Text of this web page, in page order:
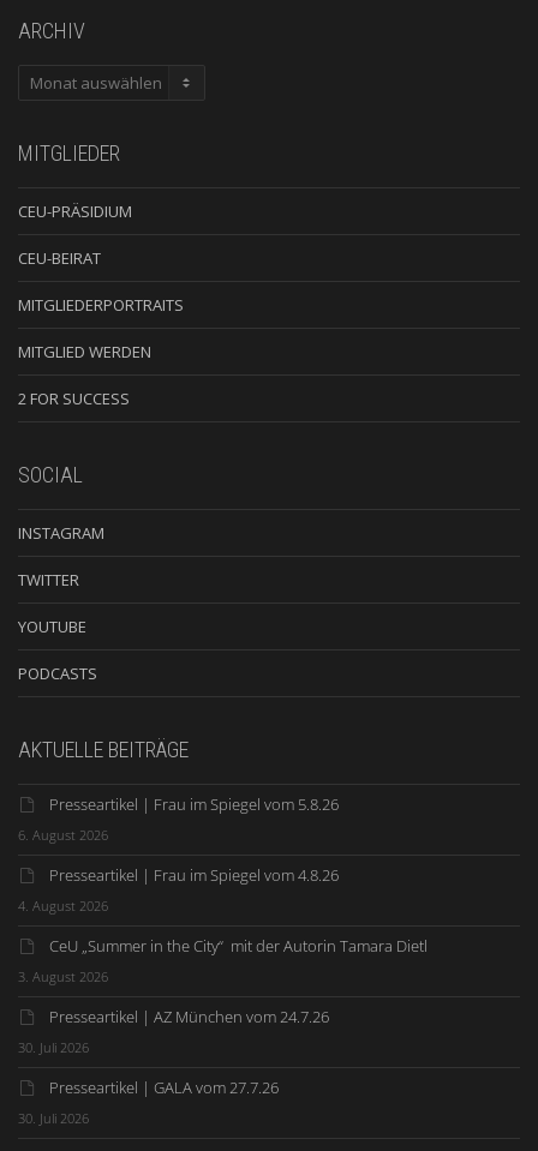
ARCHIV
ARCHIV
MITGLIEDER
CEU-PRÄSIDIUM
CEU-BEIRAT
MITGLIEDERPORTRAITS
MITGLIED WERDEN
2 FOR SUCCESS
SOCIAL
INSTAGRAM
TWITTER
YOUTUBE
PODCASTS
AKTUELLE BEITRÄGE
Presseartikel | Frau im Spiegel vom 5.8.26
6. August 2026
Presseartikel | Frau im Spiegel vom 4.8.26
4. August 2026
CeU „Summer in the City“ mit der Autorin Tamara Dietl
3. August 2026
Presseartikel | AZ München vom 24.7.26
30. Juli 2026
Presseartikel | GALA vom 27.7.26
30. Juli 2026